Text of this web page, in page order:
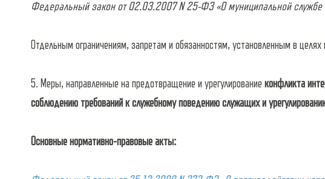
Федеральный закон от 02.03.2007 N 25-ФЗ «О муниципальной службе
Отдельным ограничениям, запретам и обязанностям, установленным в
5. Меры, направленные на предотвращение и урегулирование конфликта
соблюдению требований к служебному поведению служащих и
Основные нормативно-правовые акты: